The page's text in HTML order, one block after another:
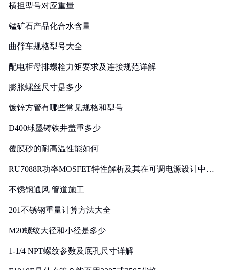
横担型号对应重量
锰矿石产品化合水含量
曲臂车规格型号大全
配电柜母排螺栓力矩要求及连接规范详解
膨胀螺丝尺寸是多少
镀锌方管有哪些常见规格和型号
D400球墨铸铁井盖重多少
覆膜砂的耐高温性能如何
RU7088R功率MOSFET特性解析及其在可调电源设计中的
不锈钢通风 管道施工
201不锈钢重量计算方法大全
M20螺纹大径和小径是多少
1-1/4 NPT螺纹参数及底孔尺寸详解